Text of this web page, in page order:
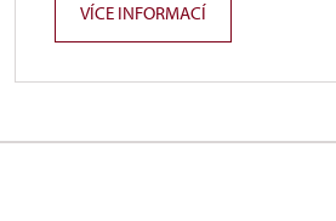
VÍCE INFORMACÍ